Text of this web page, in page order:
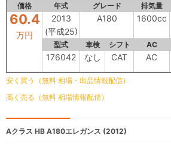
価格 年式 グレード 排気量
60.4
万円
2013
(平成25)
A180 1600cc
型式 車検 シフト AC
176042 なし CAT AC
安く買う（無料 相場・出品情報配信）
高く売る（無料 相場情報配信）
Aクラス HB A180エレガンス (2012)